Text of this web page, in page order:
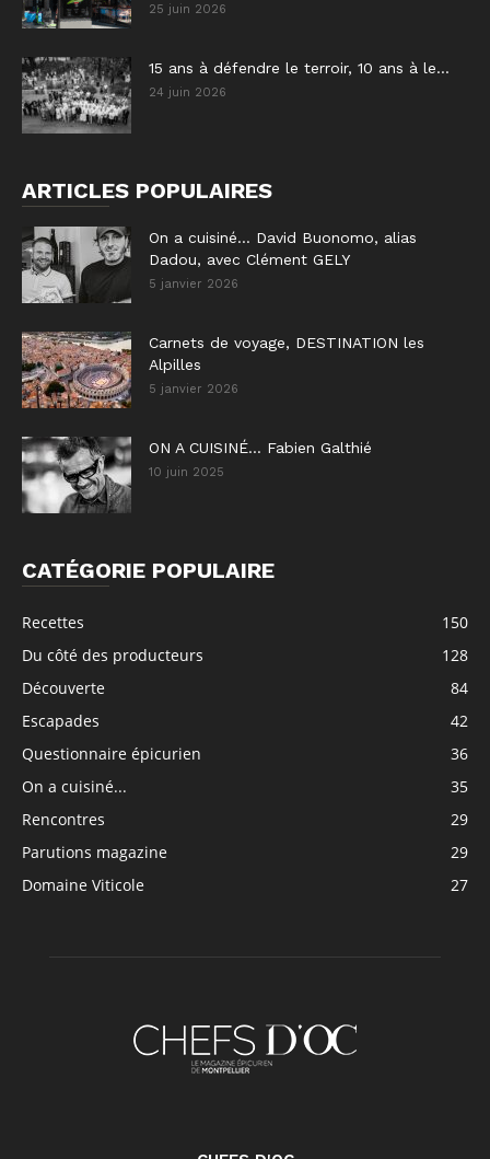
25 juin 2026
15 ans à défendre le terroir, 10 ans à le...
24 juin 2026
ARTICLES POPULAIRES
On a cuisiné… David Buonomo, alias
Dadou, avec Clément GELY
5 janvier 2026
Carnets de voyage, DESTINATION les
Alpilles
5 janvier 2026
ON A CUISINÉ… Fabien Galthié
10 juin 2025
CATÉGORIE POPULAIRE
Recettes
150
Du côté des producteurs
128
Découverte
84
Escapades
42
Questionnaire épicurien
36
On a cuisiné...
35
Rencontres
29
Parutions magazine
29
Domaine Viticole
27